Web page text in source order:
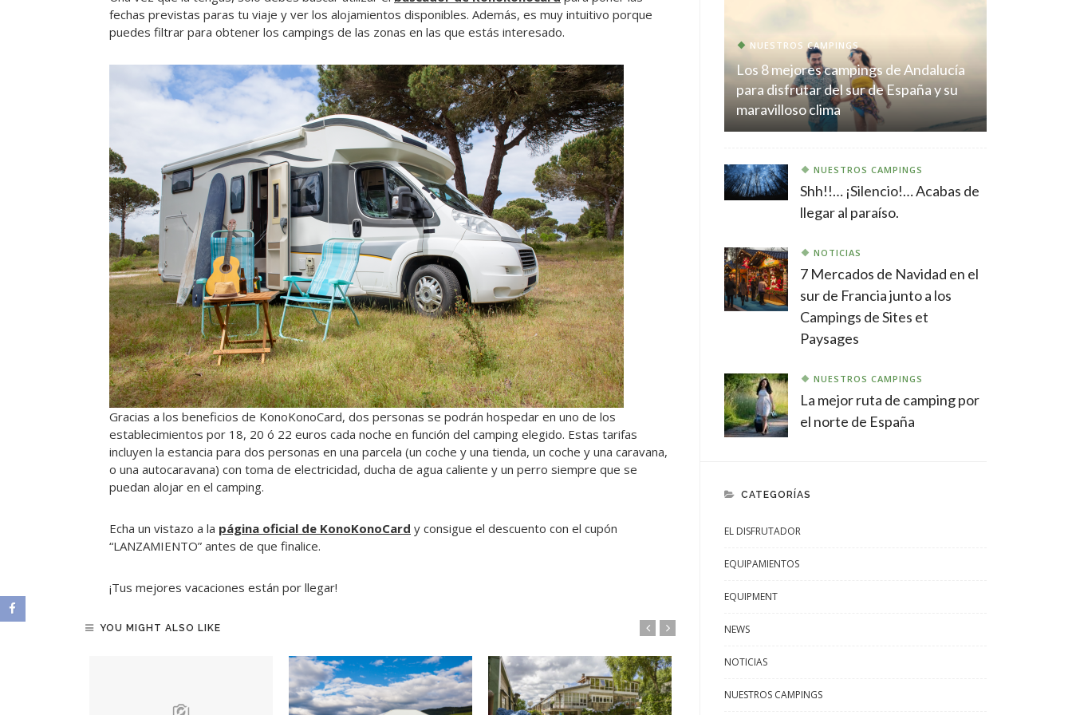
fechas previstas paras tu viaje y ver los alojamientos disponibles. Además, es muy intuitivo porque
puedes filtrar para obtener los campings de las zonas en las que estás interesado.
Gracias a los beneficios de KonoKonoCard, dos personas se podrán hospedar en uno de los
establecimientos por 18, 20 ó 22 euros cada noche en función del camping elegido. Estas tarifas
incluyen la estancia para dos personas en una parcela (un coche y una tienda, un coche y una caravana,
o una autocaravana) con toma de electricidad, ducha de agua caliente y un perro siempre que se
puedan alojar en el camping.
Echa un vistazo a la página oficial de KonoKonoCard y consigue el descuento con el cupón
“LANZAMIENTO” antes de que finalice.
¡Tus mejores vacaciones están por llegar!
YOU MIGHT ALSO LIKE
NUESTROS CAMPINGS
Los 8 mejores campings de Andalucía
para disfrutar del sur de España y su
maravilloso clima
NUESTROS CAMPINGS
Shh!!… ¡Silencio!… Acabas de
llegar al paraíso.
NOTICIAS
7 Mercados de Navidad en el
sur de Francia junto a los
Campings de Sites et
Paysages
NUESTROS CAMPINGS
La mejor ruta de camping por
el norte de España
CATEGORÍAS
EL DISFRUTADOR
EQUIPAMIENTOS
EQUIPMENT
NEWS
NOTICIAS
NUESTROS CAMPINGS